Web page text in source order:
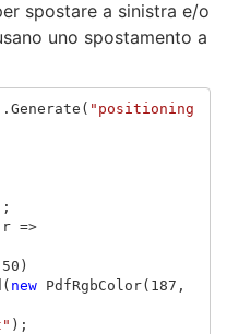
spostare a sinistra e/o
uno spostamento a
Generate ( "positioning
r =>
50 )
( new PdfRgbColor( 187 ,
);